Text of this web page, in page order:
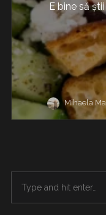
E bine să
Mihaela